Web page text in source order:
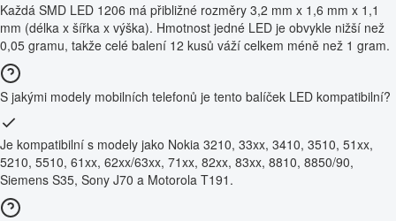
Každá SMD LED 1206 má přibližné rozměry 3,2 mm x 1,6 mm x 1,1
mm (délka x šířka x výška). Hmotnost jedné LED je obvykle nižší než
0,05 gramu, takže celé balení 12 kusů váží celkem méně než 1 gram.
S jakými modely mobilních telefonů je tento balíček LED kompatibilní?
Je kompatibilní s modely jako Nokia 3210, 33xx, 3410, 3510, 51xx,
5210, 5510, 61xx, 62xx/63xx, 71xx, 82xx, 83xx, 8810, 8850/90,
Siemens S35, Sony J70 a Motorola T191.